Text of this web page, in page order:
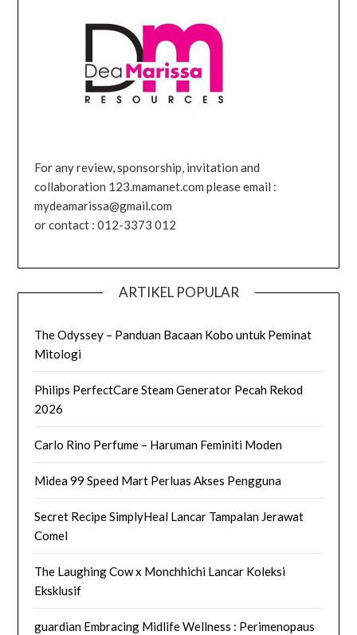
For any review, sponsorship, invitation and
collaboration 123.mamanet.com please email :
mydeamarissa@gmail.com
or contact : 012-3373 012
ARTIKEL POPULAR
The Odyssey – Panduan Bacaan Kobo untuk Peminat
Mitologi
Philips PerfectCare Steam Generator Pecah Rekod
2026
Carlo Rino Perfume – Haruman Feminiti Moden
Midea 99 Speed Mart Perluas Akses Pengguna
Secret Recipe SimplyHeal Lancar Tampalan Jerawat
Comel
The Laughing Cow x Monchhichi Lancar Koleksi
Eksklusif
guardian Embracing Midlife Wellness : Perimenopaus